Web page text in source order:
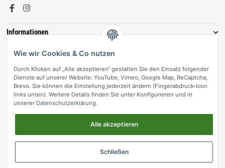
Informationen
Zahlungsmöglichkeiten
Vertrag widerrufen
Wie wir Cookies & Co nutzen
Durch Klicken auf „Alle akzeptieren“ gestatten Sie den Einsatz folgender
Dienste auf unserer Website: YouTube, Vimeo, Google Map, ReCaptcha,
Brevo. Sie können die Einstellung jederzeit ändern (Fingerabdruck-Icon
links unten). Weitere Details finden Sie unter Konfigurieren und in
unserer Datenschutzerklärung.
Alle akzeptieren
Schließen